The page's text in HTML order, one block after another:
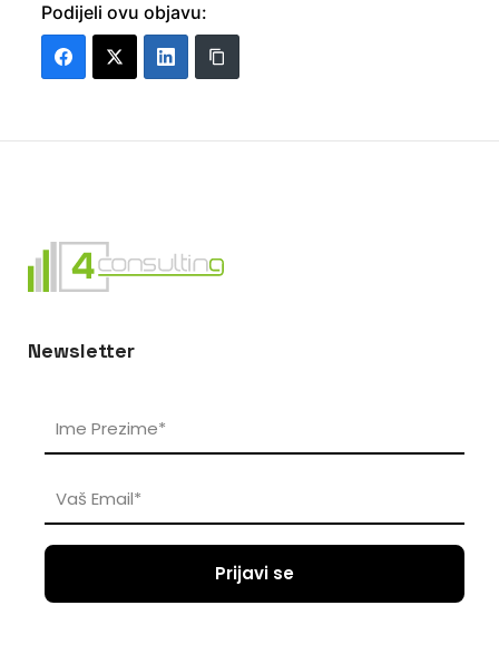
Podijeli ovu objavu:
Newsletter